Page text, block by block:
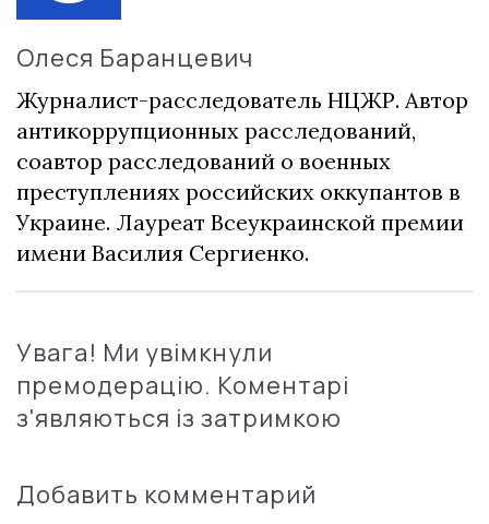
Олеся Баранцевич
Журналист-расследователь НЦЖР. Автор
антикоррупционных расследований,
соавтор расследований о военных
преступлениях российских оккупантов в
Украине. Лауреат Всеукраинской премии
имени Василия Сергиенко.
Увага! Ми увімкнули
премодерацію. Коментарі
з'являються із затримкою
Добавить комментарий